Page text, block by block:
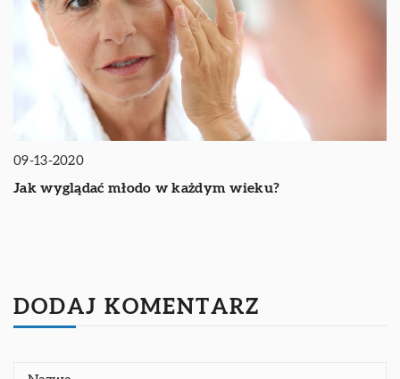
09-13-2020
Jak wyglądać młodo w każdym wieku?
DODAJ KOMENTARZ